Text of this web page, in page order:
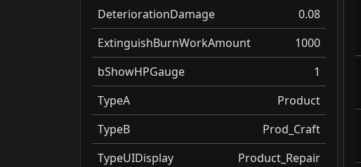
DeteriorationDamage
0.08
ExtinguishBurnWorkAmount
1000
bShowHPGauge
1
TypeA
Product
TypeB
Prod_Craft
TypeUIDisplay
Product_Repair